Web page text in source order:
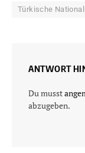
Türkische
ANTWORT
Du musst
abzugeben.